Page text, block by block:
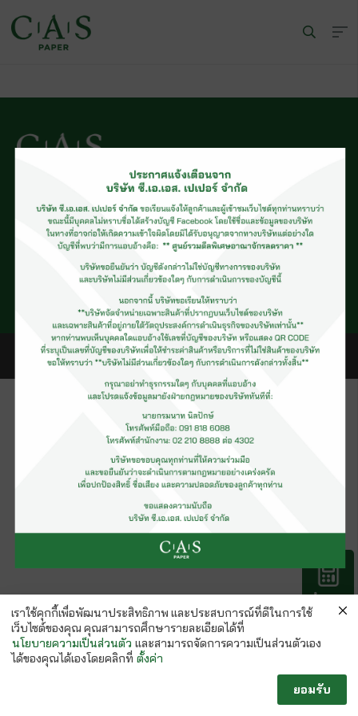
© CAS PAPER All rights Reserved
นโยบายคุ้มครองข้อมูลส่วนบุคคลของ (C.A.S. Privacy Policy)
คำนวณ
กระดาษ
เราใช้คุกกี้เพื่อพัฒนาประสิทธิภาพ และประสบการณ์ที่ดีในการใช้
เว็บไซต์ของคุณ คุณสามารถศึกษารายละเอียดได้ที่
นโยบายความเป็นส่วนตัว และสามารถจัดการความเป็นส่วนตัวเอง
ได้ของคุณได้เองโดยคลิกที่ ตั้งค่า
ยอมรับ